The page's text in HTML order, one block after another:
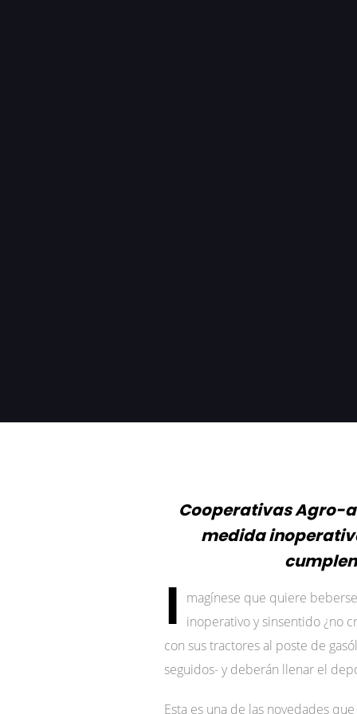
Cooperativas Agro-
medida
I magínese que quiere
inoperativo y sinsentido ¿no
con sus tractores al poste de
seguidos- y deberán llenar el
Esta es una de las novedades